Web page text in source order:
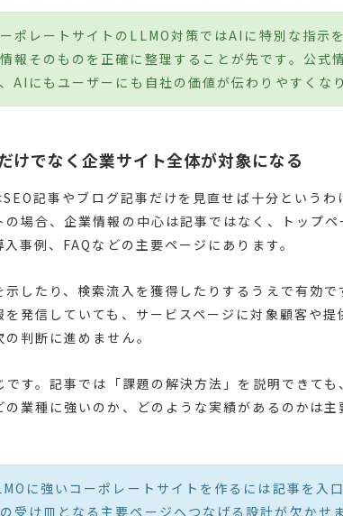
ポレートサイトのLLMO対策ではAIに特別な指示
報そのものを正確に整理することが先です。公式
AIにもユーザーにも自社の価値が伝わりやすくなり
けでなく企業サイト全体が対象になる
記事やブログ記事だけを見直せば十分というわ
の場合、企業情報の中心は記事ではなく、トップ
事例、FAQなどの主要ページにあります。
示したり、検索流入を獲得したりするうえで有効
を発信していても、サービスページに対象顧客や
判断に進めません。
す。記事では「課題の解決方法」を説明できても
の業種に強いのか、どのような実績があるのかは
に強いコーポレートサイトを作るには記事を入
受け皿となる主要ページへつなげる設計が欠かせ